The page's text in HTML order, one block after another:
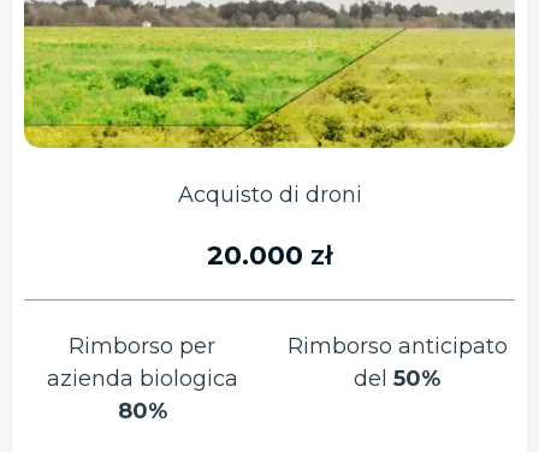
Acquisto di droni
20.000 zł
Rimborso per
azienda biologica
80%
Rimborso anticipato
del 50%